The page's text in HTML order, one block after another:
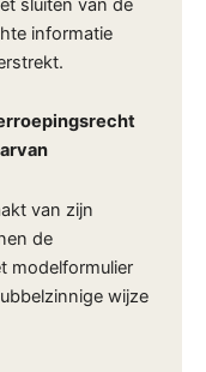
sluiten van de
informatie
van zijn
de
modelformulier
wijze